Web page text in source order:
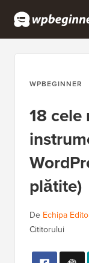
WPBEGINNER
18 cele
plătite)
De Echipa
Cititorului